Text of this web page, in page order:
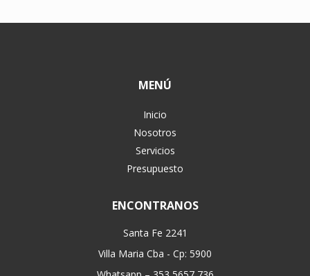
MENÚ
Inicio
Nosotros
Servicios
Presupuesto
ENCONTRANOS
Santa Fe 2241
Villa Maria Cba - Cp: 5900